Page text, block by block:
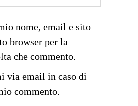
nome, email e sito
browser per la
che commento.
via email in caso di
commento.